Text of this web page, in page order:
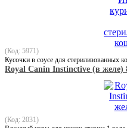
(Код: 5971)
Кусочки в соусе для стерилизованных
Royal Canin Instinctive (в желе)
(Код: 2031)